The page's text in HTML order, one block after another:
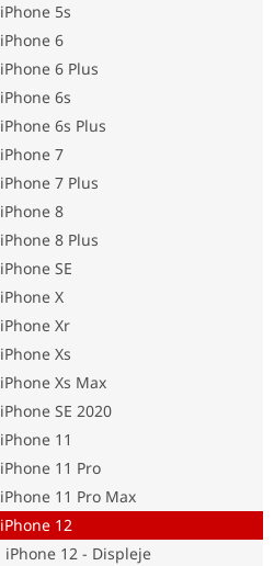
iPhone 5s
iPhone 6
iPhone 6 Plus
iPhone 6s
iPhone 6s Plus
iPhone 7
iPhone 7 Plus
iPhone 8
iPhone 8 Plus
iPhone SE
iPhone X
iPhone Xr
iPhone Xs
iPhone Xs Max
iPhone SE 2020
iPhone 11
iPhone 11 Pro
iPhone 11 Pro Max
iPhone 12
iPhone 12 - Displeje